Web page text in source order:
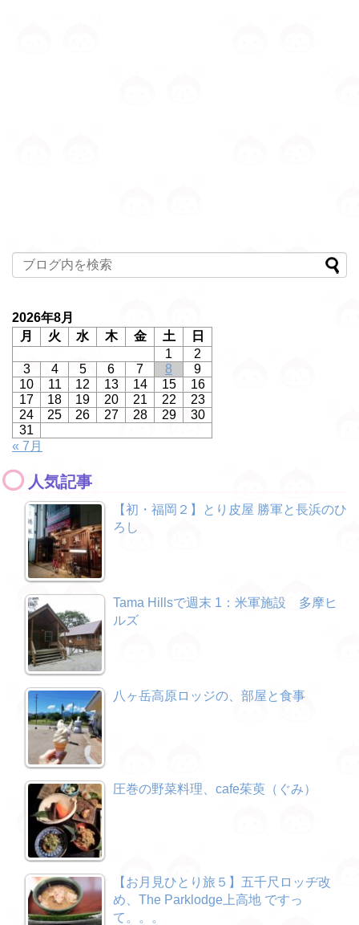
2026年8月
月
火 水 木 金 土
日
1
2
3
4 5 6 7 8
9
10
11 12 13 14 15
16
17
18 19 20 21 22
23
24
25 26 27 28 29
30
31
« 7月
人気記事
【初・福岡２】とり皮屋 勝軍と長浜のひ
ろし
Tama Hillsで週末 1：米軍施設 多摩ヒ
ルズ
八ヶ岳高原ロッジの、部屋と食事
圧巻の野菜料理、cafe茱萸（ぐみ）
【お月見ひとり旅５】五千尺ロッヂ改
め、The Parklodge上高地 ですっ
て。。。